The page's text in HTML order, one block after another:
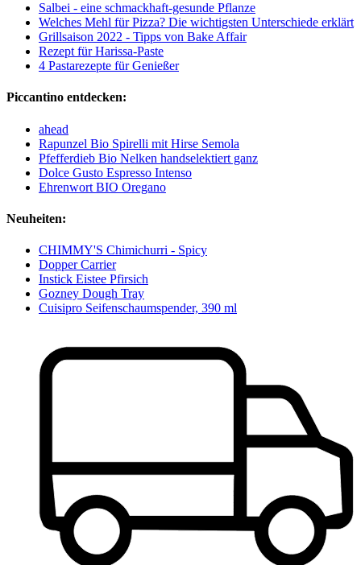
Salbei - eine schmackhaft-gesunde Pflanze
Welches Mehl für Pizza? Die wichtigsten Unterschiede erklärt
Grillsaison 2022 - Tipps von Bake Affair
Rezept für Harissa-Paste
4 Pastarezepte für Genießer
Piccantino entdecken:
ahead
Rapunzel Bio Spirelli mit Hirse Semola
Pfefferdieb Bio Nelken handselektiert ganz
Dolce Gusto Espresso Intenso
Ehrenwort BIO Oregano
Neuheiten:
CHIMMY'S Chimichurri - Spicy
Dopper Carrier
Instick Eistee Pfirsich
Gozney Dough Tray
Cuisipro Seifenschaumspender, 390 ml